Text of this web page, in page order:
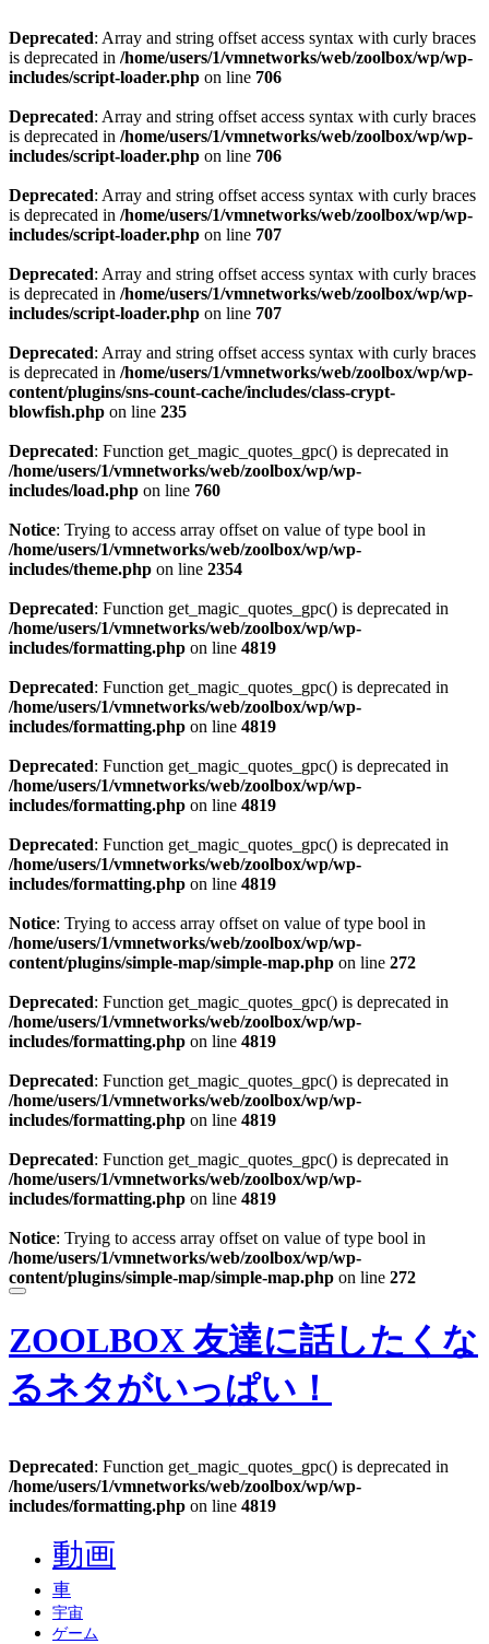
Deprecated: Array and string offset access syntax with curly braces
is deprecated in /home/users/1/vmnetworks/web/zoolbox/wp/wp-
includes/script-loader.php on line 706
Deprecated: Array and string offset access syntax with curly braces
is deprecated in /home/users/1/vmnetworks/web/zoolbox/wp/wp-
includes/script-loader.php on line 706
Deprecated: Array and string offset access syntax with curly braces
is deprecated in /home/users/1/vmnetworks/web/zoolbox/wp/wp-
includes/script-loader.php on line 707
Deprecated: Array and string offset access syntax with curly braces
is deprecated in /home/users/1/vmnetworks/web/zoolbox/wp/wp-
includes/script-loader.php on line 707
Deprecated: Array and string offset access syntax with curly braces
is deprecated in /home/users/1/vmnetworks/web/zoolbox/wp/wp-
content/plugins/sns-count-cache/includes/class-crypt-
blowfish.php on line 235
Deprecated: Function get_magic_quotes_gpc() is deprecated in
/home/users/1/vmnetworks/web/zoolbox/wp/wp-
includes/load.php on line 760
Notice: Trying to access array offset on value of type bool in
/home/users/1/vmnetworks/web/zoolbox/wp/wp-
includes/theme.php on line 2354
Deprecated: Function get_magic_quotes_gpc() is deprecated in
/home/users/1/vmnetworks/web/zoolbox/wp/wp-
includes/formatting.php on line 4819
Deprecated: Function get_magic_quotes_gpc() is deprecated in
/home/users/1/vmnetworks/web/zoolbox/wp/wp-
includes/formatting.php on line 4819
Deprecated: Function get_magic_quotes_gpc() is deprecated in
/home/users/1/vmnetworks/web/zoolbox/wp/wp-
includes/formatting.php on line 4819
Deprecated: Function get_magic_quotes_gpc() is deprecated in
/home/users/1/vmnetworks/web/zoolbox/wp/wp-
includes/formatting.php on line 4819
Notice: Trying to access array offset on value of type bool in
/home/users/1/vmnetworks/web/zoolbox/wp/wp-
content/plugins/simple-map/simple-map.php on line 272
Deprecated: Function get_magic_quotes_gpc() is deprecated in
/home/users/1/vmnetworks/web/zoolbox/wp/wp-
includes/formatting.php on line 4819
Deprecated: Function get_magic_quotes_gpc() is deprecated in
/home/users/1/vmnetworks/web/zoolbox/wp/wp-
includes/formatting.php on line 4819
Deprecated: Function get_magic_quotes_gpc() is deprecated in
/home/users/1/vmnetworks/web/zoolbox/wp/wp-
includes/formatting.php on line 4819
Notice: Trying to access array offset on value of type bool in
/home/users/1/vmnetworks/web/zoolbox/wp/wp-
content/plugins/simple-map/simple-map.php on line 272
ZOOLBOX 友達に話したくな
るネタがいっぱい！
Deprecated: Function get_magic_quotes_gpc() is deprecated in
/home/users/1/vmnetworks/web/zoolbox/wp/wp-
includes/formatting.php on line 4819
動画
車
宇宙
ゲーム